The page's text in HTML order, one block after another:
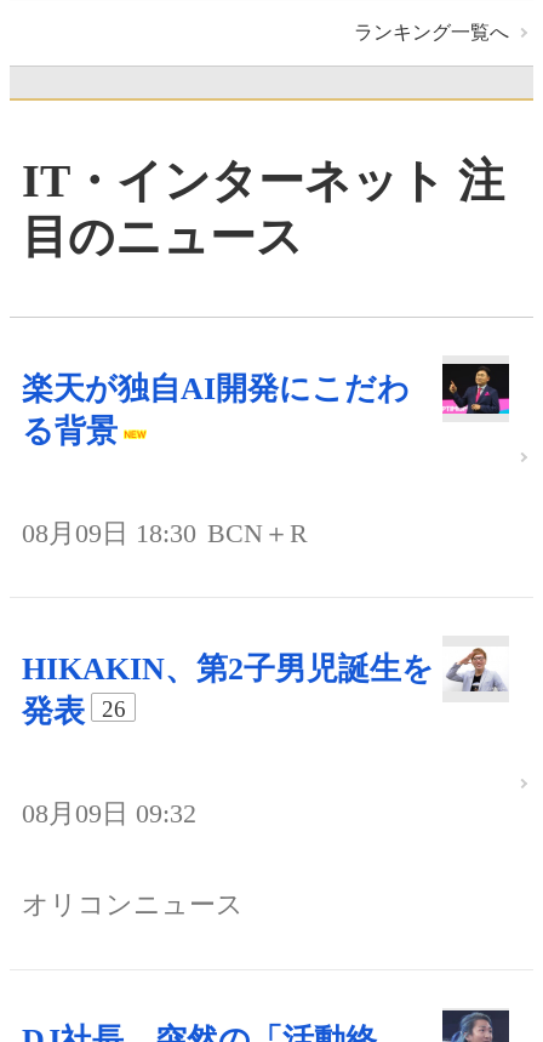
ランキング一覧へ
IT・インターネット 注
目のニュース
楽天が独自AI開発にこだわ
る背景
08月09日 18:30 BCN＋R
HIKAKIN、第2子男児誕生を
発表
26
08月09日 09:32
オリコンニュース